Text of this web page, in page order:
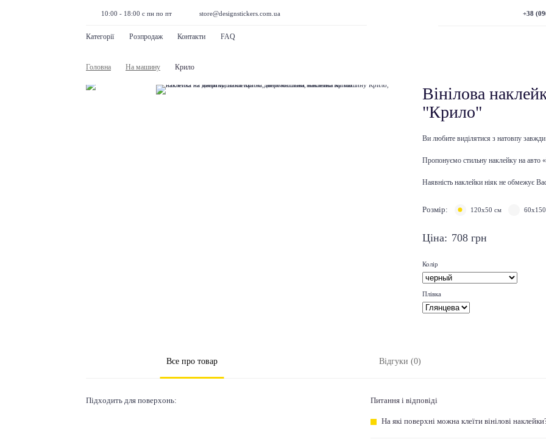
10:00 - 18:00 с пн по пт store@designstickers.com.ua
Категорії Розпродаж Контакти FAQ
+38
Головна На машину Крило
Вінілова
"Крило"
Ви любите виділятися з натовпу
Пропонуємо стильну наклейку на авто
Наявність наклейки ніяк не обмежує
Розмір: 120х50 см
Ціна: 708 грн
Колір
Плівка
Все про товар Відгуки (0)
Підходить для поверхонь: Питання і відповіді
На які поверхні можна клеїти вінілові